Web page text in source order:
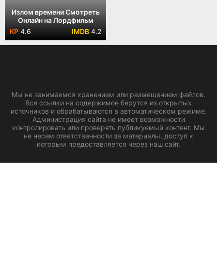
Излом времени Смотреть
Онлайн на Лордфильм
4.6
4.2
Мы не занимаемся хранением или размещением файлов.
Все ссылки на содержимое берутся из открытых
источников и обрабатываются в автоматическом режиме.
Администрация сайта не имеет возможности
контролировать или проверять публикуемый контент. Мы
не несем ответственности за материалы, доступ к
которым предоставляется через наш сайт.